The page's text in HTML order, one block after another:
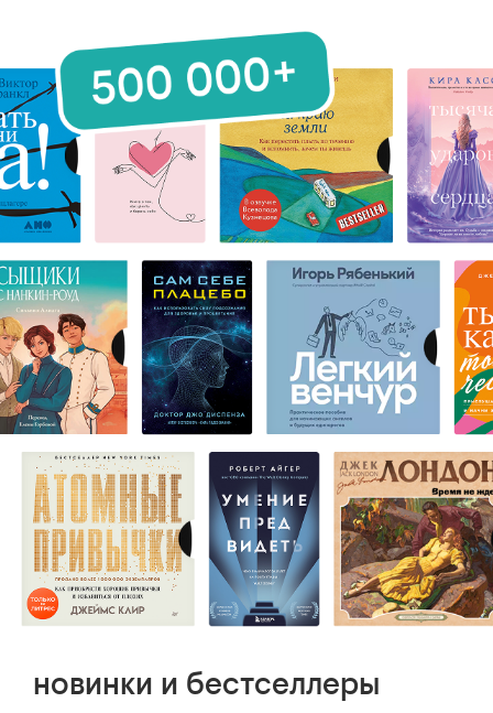
новинки и бестселлеры